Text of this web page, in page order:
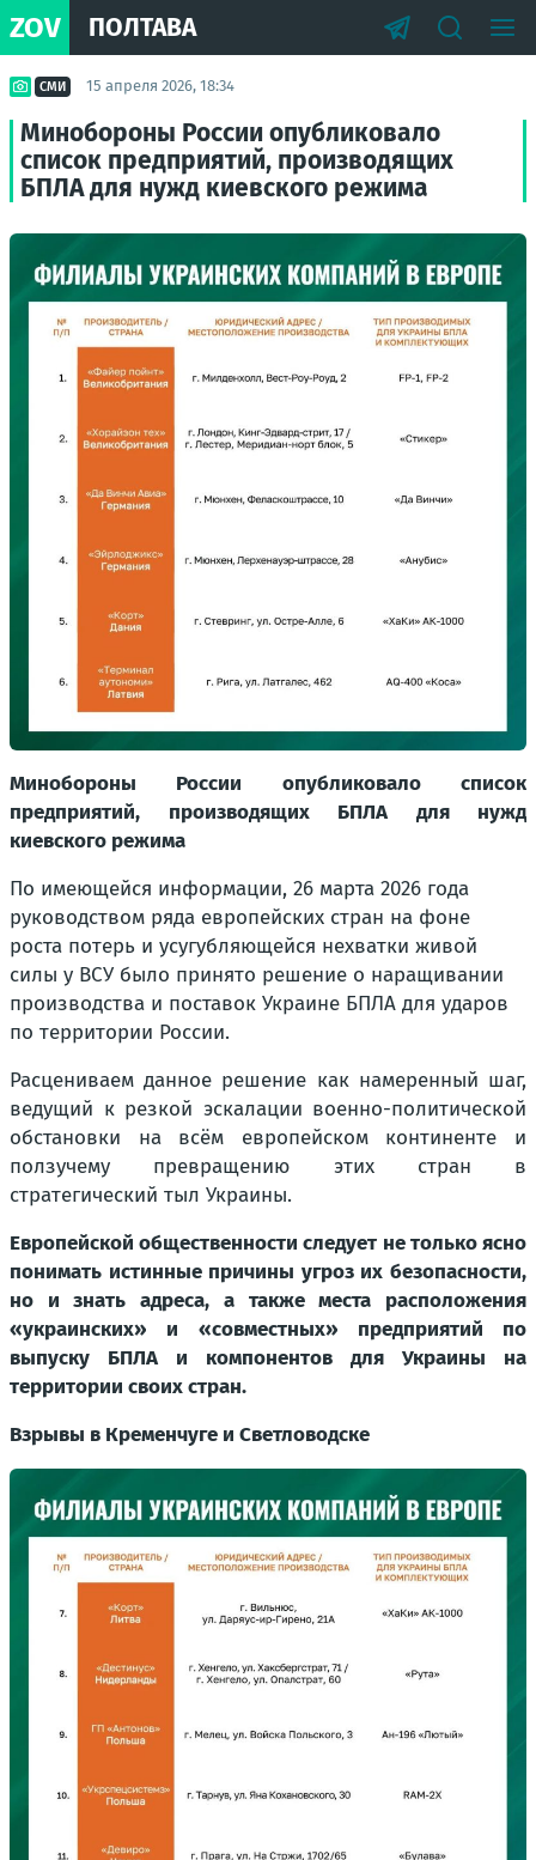
ZOV ПОЛТАВА
СМИ 15 апреля 2026, 18:34
Минобороны России опубликовало
список предприятий, производящих
БПЛА для нужд киевского режима
Минобороны России опубликовало список
предприятий, производящих БПЛА для нужд
киевского режима
По имеющейся информации, 26 марта 2026 года
руководством ряда европейских стран на фоне
роста потерь и усугубляющейся нехватки живой
силы у ВСУ было принято решение о наращивании
производства и поставок Украине БПЛА для ударов
по территории России.
Расцениваем данное решение как намеренный шаг,
ведущий к резкой эскалации военно-политической
обстановки на всём европейском континенте и
ползучему превращению этих стран в
стратегический тыл Украины.
Европейской общественности следует не только ясно
понимать истинные причины угроз их безопасности,
но и знать адреса, а также места расположения
«украинских» и «совместных» предприятий по
выпуску БПЛА и компонентов для Украины на
территории своих стран.
Взрывы в Кременчуге и Светловодске